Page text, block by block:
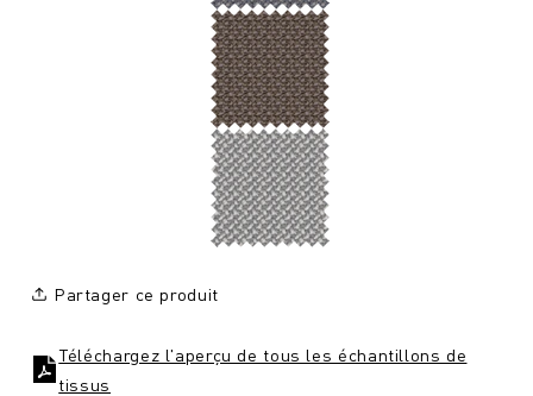
Partager ce produit
Téléchargez l'aperçu de tous les échantillons de
tissus